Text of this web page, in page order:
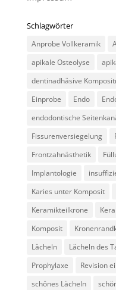
Schlagwörter
Anprobe Vollkeramik
apikale Osteolyse
dentinadhäsive
Einprobe
Endo
endodontische
Fissurenversiegelung
Frontzahnästhetik
Implantologie
Karies unter Komposit
Keramikteilkrone
Komposit
Lächeln
Lächeln des
Prophylaxe
Revision
schönes Lächeln